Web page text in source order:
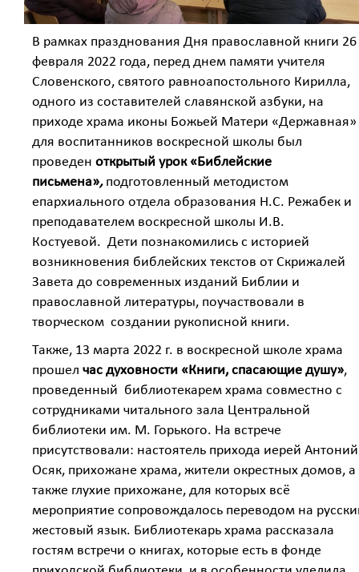
В рамках празднования Дня православной книги 26
февраля 2022 года, перед днем памяти учителя
Словенского, святого равноапостольного Кирилла,
одного из составителей славянской азбуки, на
приходе храма иконы Божьей Матери «Державная»
для воспитанников воскресной школы был
проведен открытый урок «Библейские
письмена»,подготовленный методистом
епархиального отдела образования Н.С. Режабек и
преподавателем воскресной школы И.В.
Костуевой. Дети познакомились с историей
возникновения библейских текстов от Скрижалей
Завета до современных изданий Библии и
православной литературы, поучаствовали в
творческом создании рукописной книги.
Также, 13 марта 2022 г. в воскресной школе храма
прошел час духовности «Книги, спасающие душу»,
проведенный библиотекарем храма совместно с
сотрудниками читального зала Центральной
библиотеки им. М. Горького. На встрече
присутствовали: настоятель прихода иерей Антоний
Осяк, прихожане храма, жители окрестных домов, а
также глухие прихожане, для которых всё
мероприятие сопровождалось переводом на
жестовый язык. Библиотекарь храма рассказала
гостям встречи о книгах, которые есть в фонде